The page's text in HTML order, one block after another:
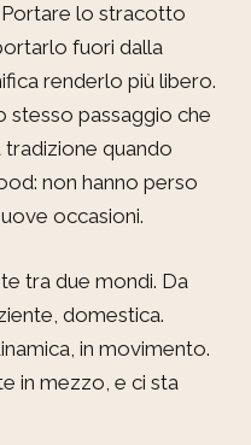
Portare lo stracotto
fuori dalla
renderlo più libero.
stesso passaggio che
quando
non hanno perso
occasioni.
tra due mondi. Da
domestica.
in movimento.
in mezzo, e ci sta